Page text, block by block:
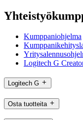
Kumppaniohjelma
Logitech G
Logitech G
Osta tuotteita